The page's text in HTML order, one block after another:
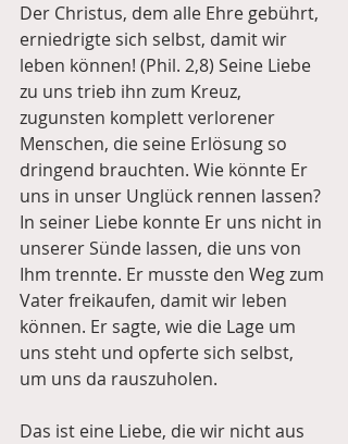
Der Christus, dem alle Ehre gebührt,
erniedrigte sich selbst, damit wir
leben können! (Phil. 2,8) Seine Liebe
zu uns trieb ihn zum Kreuz,
zugunsten komplett verlorener
Menschen, die seine Erlösung so
dringend brauchten. Wie könnte Er
uns in unser Unglück rennen lassen?
In seiner Liebe konnte Er uns nicht in
unserer Sünde lassen, die uns von
Ihm trennte. Er musste den Weg zum
Vater freikaufen, damit wir leben
können. Er sagte, wie die Lage um
uns steht und opferte sich selbst,
um uns da rauszuholen.
Das ist eine Liebe, die wir nicht aus